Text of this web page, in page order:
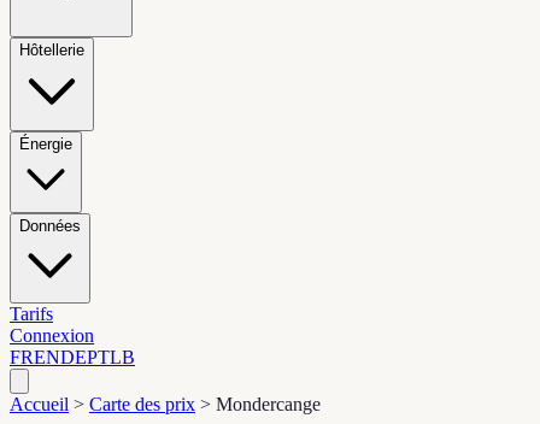
Hôtellerie
Énergie
Données
Tarifs
Connexion
FRENDEPTLB
Accueil > Carte des prix > Mondercange